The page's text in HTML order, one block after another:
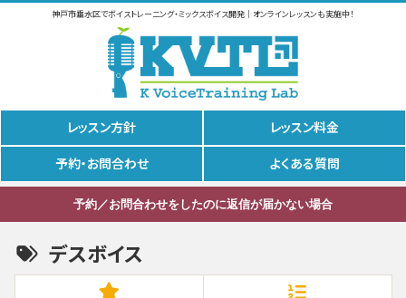
神戸市垂水区でボイストレーニング・ミックスボイス開発｜オンラインレッスンも実施中！
レッスン方針
レッスン料金
予約・お問合わせ
よくある質問
予約／お問合わせをしたのに返信が届かない場合
デスボイス